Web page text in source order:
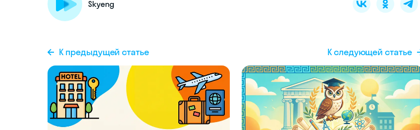
Skyeng
К предыдущей статье К следующей статье